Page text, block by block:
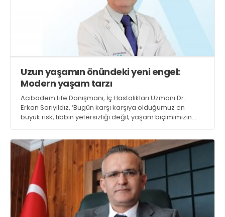
Uzun yaşamın önündeki yeni engel:
Modern yaşam tarzı
Acıbadem Life Danışmanı, İç Hastalıkları Uzmanı Dr.
Erkan Sarıyıldız, ‘Bugün karşı karşıya olduğumuz en
büyük risk, tıbbın yetersizliği değil; yaşam biçimimizin
mümkün, ancak bunun için bugünden harekete
geçmeliyiz’ uyarısında bulunuyor